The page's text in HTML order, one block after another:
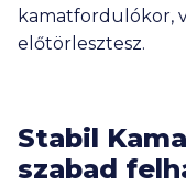
kamatfordulókor,
előtörlesztesz.
Stabil
szabad